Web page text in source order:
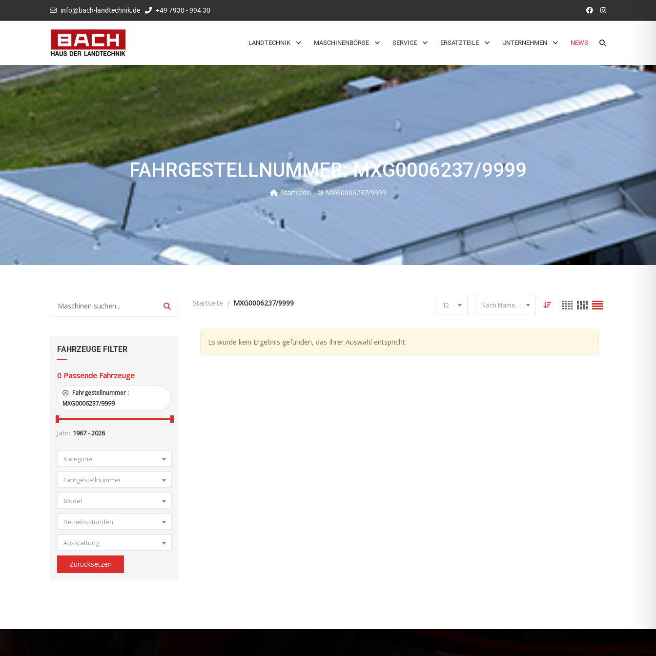
info@bach-landtechnik.de +49 7930 - 994 30
LANDTECHNIK MASCHINENBÖRSE SERVICE ERSATZTEILE UNTERNEHMEN NEWS
FAHRGESTELLNUMMER: MXG0006237/9999
Startseite MXG0006237/9999
FAHRZEUGE FILTER
0 Passende Fahrzeuge
Fahrgestellnummer :
MXG0006237/9999
Jahr:
Kategorie
Fahrgestellnummer
Model
Betriebsstunden
Ausstattung
Zurücksetzen
Startseite MXG0006237/9999 12 Nach Name sortieren
Es wurde kein Ergebnis gefunden, das Ihrer Auswahl entspricht.